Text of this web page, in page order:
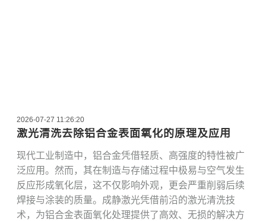
2026-07-27 11:26:20
激光清洗去除铝合金表面氧化的原理及应用
现代工业制造中，铝合金凭借轻质、高强度的特性被广
泛应用。然而，其在制造与存储过程中极易与空气发生
反应形成氧化层，这不仅影响外观，更会严重削弱后续
焊接与涂装的质量。成静激光凭借前沿的激光清洗技
术，为铝合金表面氧化处理提供了高效、无损的解决方